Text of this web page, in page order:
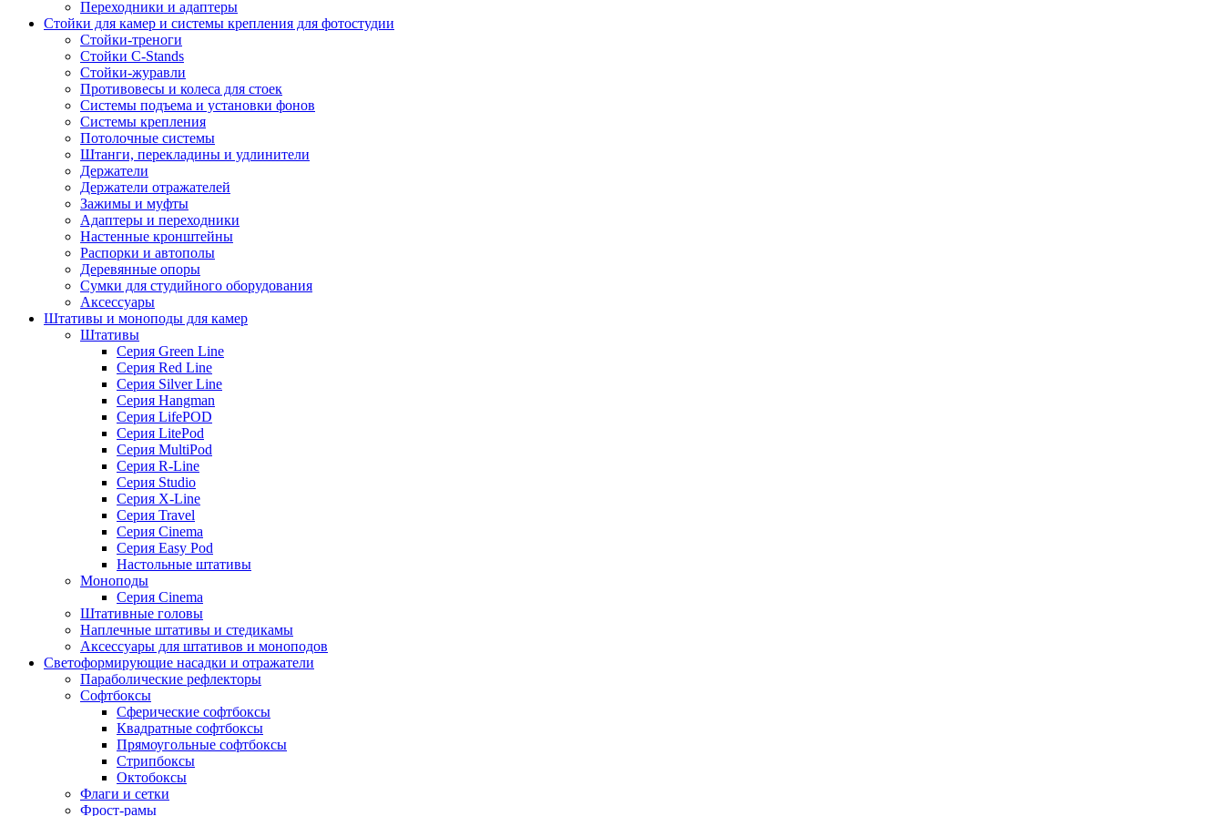
Переходники и адаптеры
Стойки для камер и системы крепления для фотостудии
Стойки-треноги
Стойки C-Stands
Стойки-журавли
Противовесы и колеса для стоек
Системы подъема и установки фонов
Системы крепления
Потолочные системы
Штанги, перекладины и удлинители
Держатели
Держатели отражателей
Зажимы и муфты
Адаптеры и переходники
Настенные кронштейны
Распорки и автополы
Деревянные опоры
Сумки для студийного оборудования
Аксессуары
Штативы и моноподы для камер
Штативы
Серия Green Line
Серия Red Line
Серия Silver Line
Серия Hangman
Серия LifePOD
Серия LitePod
Серия MultiPod
Серия R-Line
Серия Studio
Серия X-Line
Серия Travel
Серия Cinema
Серия Easy Pod
Настольные штативы
Моноподы
Серия Cinema
Штативные головы
Наплечные штативы и стедикамы
Аксессуары для штативов и моноподов
Светоформирующие насадки и отражатели
Параболические рефлекторы
Софтбоксы
Сферические софтбоксы
Квадратные софтбоксы
Прямоугольные софтбоксы
Стрипбоксы
Октобоксы
Флаги и сетки
Фрост-рамы